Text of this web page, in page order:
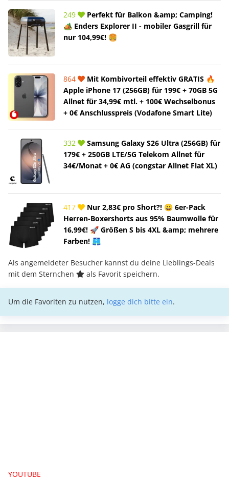
249
Perfekt für Balkon &amp; Camping!
🏕️ Enders Explorer II - mobiler Gasgrill für
nur 104,99€! 🍔
864
Mit Kombivorteil effektiv GRATIS 🔥
Apple iPhone 17 (256GB) für 199€ + 70GB 5G
Allnet für 34,99€ mtl. + 100€ Wechselbonus
+ 0€ Anschlusspreis (Vodafone Smart Lite)
332
Samsung Galaxy S26 Ultra (256GB) für
179€ + 250GB LTE/5G Telekom Allnet für
34€/Monat + 0€ AG (congstar Allnet Flat XL)
417
Nur 2,83€ pro Short?! 😀 6er-Pack
Herren-Boxershorts aus 95% Baumwolle für
16,99€! 🚀 Größen S bis 4XL &amp; mehrere
Farben! 🩳
Als angemeldeter Besucher kannst du deine Lieblings-Deals
mit dem Sternchen
als Favorit speichern.
Um die Favoriten zu nutzen, logge dich bitte ein.
YOUTUBE